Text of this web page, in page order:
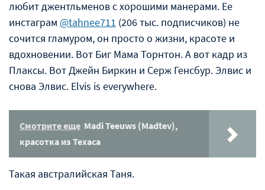
любит джентльменов с хорошими манерами. Ее
инстаграм @tahnee711 (206 тыс. подписчиков) не
сочится гламуром, он просто о жизни, красоте и
вдохновении. Вот Биг Мама Торнтон. А вот кадр из
Плаксы. Вот Джейн Биркин и Серж Генсбур. Элвис и
снова Элвис. Elvis is everywhere.
Смотрите еще Madi Teeuws (Madtev),
красотка из Техаса
Такая австралийская Таня.